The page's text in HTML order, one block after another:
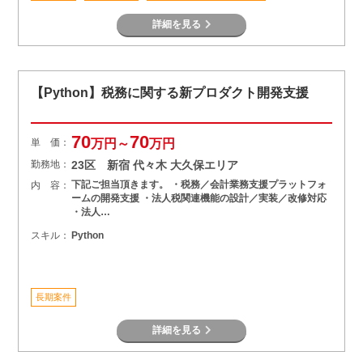
詳細を見る
【Python】税務に関する新プロダクト開発支援
単 価： 70万円～70万円
勤務地： 23区 新宿 代々木 大久保エリア
内 容： 下記ご担当頂きます。 ・税務／会計業務支援プラットフォ
ームの開発支援 ・法人税関連機能の設計／実装／改修対応
・法人…
スキル： Python
長期案件
詳細を見る